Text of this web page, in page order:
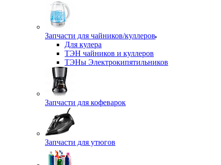
Запчасти для чайников/куллеров
Для кулера
ТЭН чайников и куллеров
ТЭНы Электрокипятильников
Запчасти для кофеварок
Запчасти для утюгов